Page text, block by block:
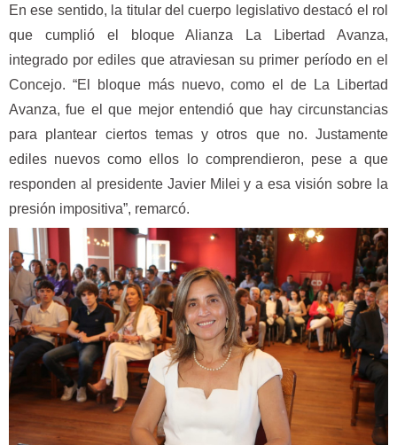
En ese sentido, la titular del cuerpo legislativo destacó el rol
que cumplió el bloque Alianza La Libertad Avanza,
integrado por ediles que atraviesan su primer período en el
Concejo. “El bloque más nuevo, como el de La Libertad
Avanza, fue el que mejor entendió que hay circunstancias
para plantear ciertos temas y otros que no. Justamente
ediles nuevos como ellos lo comprendieron, pese a que
responden al presidente Javier Milei y a esa visión sobre la
presión impositiva”, remarcó.